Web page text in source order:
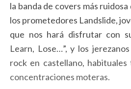
la banda de covers más
los prometedores Landslide,
que nos hará disfrutar con
Learn, Lose…”, y los
rock en castellano,
concentraciones moteras.